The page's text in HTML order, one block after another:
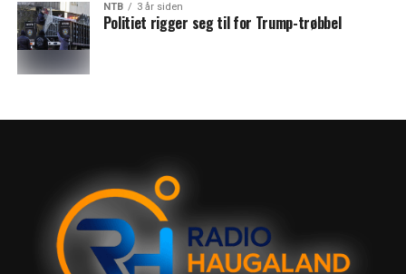
NTB 3 år siden
Politiet rigger seg til for Trump-trøbbel